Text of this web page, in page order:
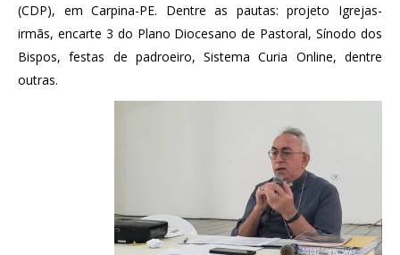
(CDP), em Carpina-PE. Dentre as pautas: projeto Igrejas-
irmãs, encarte 3 do Plano Diocesano de Pastoral, Sínodo dos
Bispos, festas de padroeiro, Sistema Curia Online, dentre
outras.